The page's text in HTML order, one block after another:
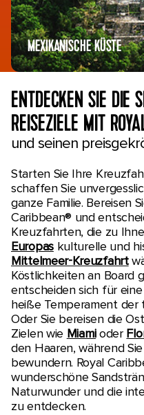
MEXIKANISCHE KÜSTE
ENTDECKEN SIE DIE
REISEZIELE MIT
und seinen
Starten Sie Ihre
schaffen Sie
ganze Familie. Bereisen
Caribbean® und
Kreuzfahrten, die zu
Europaskulturelle und
Mittelmeer-Kreuzfahrt
Köstlichkeiten an Board
entscheiden sich für eine
heiße Temperament der
Oder Sie bereisen die
Zielen wie Miamioder
den Haaren, während
bewundern. Royal
wunderschöne
Naturwunder und die
zu entdecken.